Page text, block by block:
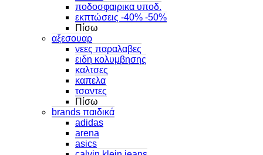
ποδοσφαιρικα υποδ.
εκπτώσεις -40% -50%
Πίσω
αξεσουαρ
νεες παραλαβες
ειδη κολυμβησης
καλτσες
καπελα
τσαντες
Πίσω
brands παιδικά
adidas
arena
asics